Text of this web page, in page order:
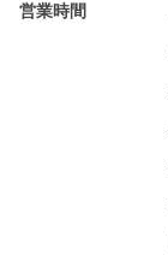
営業時間